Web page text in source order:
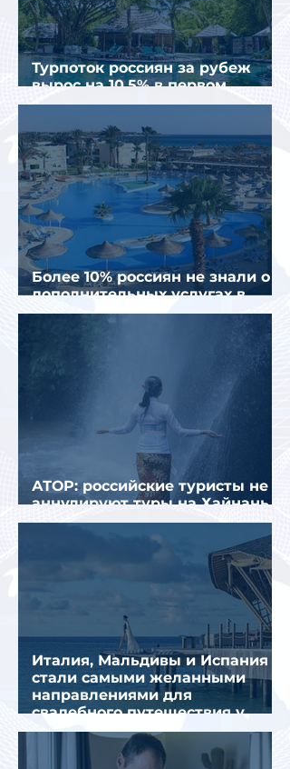
Турпоток россиян за рубеж
вырос на 10,5% в первом
полугодии 2026 года
Более 10% россиян не знали о
дополнительных услугах в
отелях
АТОР: российские туристы не
аннулируют туры на Хайнань
из-за тайфуна «Дельфин»
Италия, Мальдивы и Испания
стали самыми желанными
направлениями для
свадебного путешествия у
россиян